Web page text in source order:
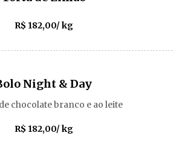
R$ 182,00/ kg
Night & Day
chocolate branco e ao leite
R$ 182,00/ kg